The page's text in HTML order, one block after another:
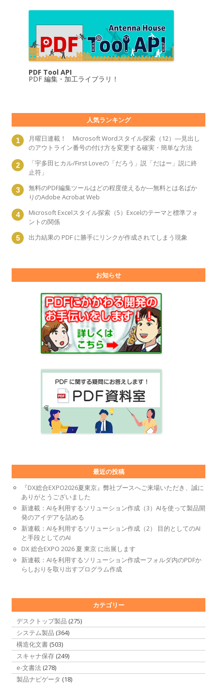
PDF Tool API
PDF 編集・加工ライブラリ！
人気ランキング
月曜日連載！ Microsoft Wordスタイル探索（12）―見出し
のアウトライン番号の付け方を変更する確実・簡単な方法
「宇多田ヒカル/First Loveの「だろう」説「だはー」説に終
止符」
無料のPDF編集ツールはどの程度使えるか―無料とは名ばか
りのAdobe Acrobat Web
Microsoft Excelスタイル探索（5）Excelのテーマと標準フォ
ントの関係
出力結果の PDF に勝手にリンクが作成されてしまう現象
お知らせ
最近の投稿
『DX総合EXPO2026夏東京』弊社ブースへご来場いただき、誠に
ありがとうございました
新連載：AIを利用するソリューション作成（3）AIを使って製品開
発のアイデアを詰める
新連載：AIを利用するソリューション作成（2） 目的としてのAI
と手段としてのAI
DX 総合EXPO 2026 夏 東京 に出展します
新連載：AIを利用するソリューション作成ーフォルダ内のPDFか
らしおりを取り出すプログラム作成
カテゴリー
デスクトップ製品 (275)
システム製品 (364)
構造化文書 (503)
スキャナ保存 (249)
e-文書法 (278)
製品ナビゲータ (18)